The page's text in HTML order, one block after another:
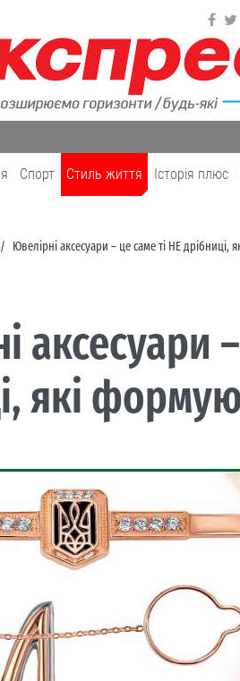
Cпорт Cтиль життя Історія плюс
Ювелірні аксесуари – це саме ті НЕ
аксесуари
які